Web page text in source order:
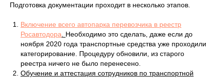
Подготовка документации проходит в несколько этапов.
Включение всего автопарка перевозчика в реестр
Росавтодора
Необходимо это сделать, даже если до
ноября 2020 года транспортные средства уже проходили
категорирование. Процедуру обновили, из старого
реестра ничего не было перенесено.
Обучение и аттестация сотрудников по транспортной